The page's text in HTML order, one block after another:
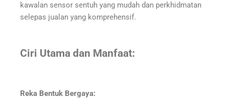
kawalan sensor sentuh yang mudah dan perkhidmatan
selepas jualan yang komprehensif.
Ciri Utama dan Manfaat:
Reka Bentuk Bergaya: